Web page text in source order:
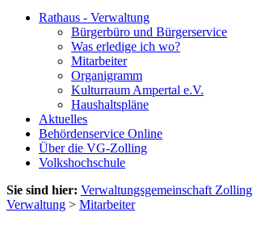
Rathaus - Verwaltung
Bürgerbüro und Bürgerservice
Was erledige ich wo?
Mitarbeiter
Organigramm
Kulturraum Ampertal e.V.
Haushaltspläne
Aktuelles
Behördenservice Online
Über die VG-Zolling
Volkshochschule
Sie sind hier: Verwaltungsgemeinschaft Zolling
Verwaltung > Mitarbeiter